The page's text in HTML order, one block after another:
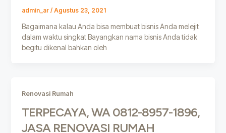
admin_ar / Agustus 23, 2021
Bagaimana kalau Anda bisa membuat bisnis Anda melejit
dalam waktu singkat Bayangkan nama bisnis Anda tidak
begitu dikenal bahkan oleh
Renovasi Rumah
TERPECAYA, WA 0812-8957-1896,
JASA RENOVASI RUMAH